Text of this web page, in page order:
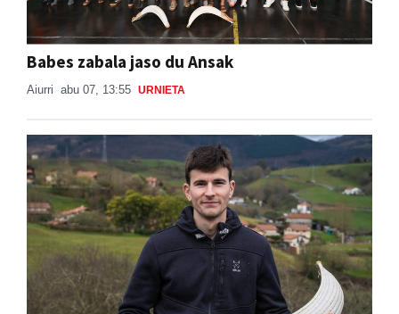
Babes zabala jaso du Ansak
Aiurri abu 07, 13:55 URNIETA